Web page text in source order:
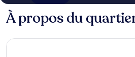
À propos du